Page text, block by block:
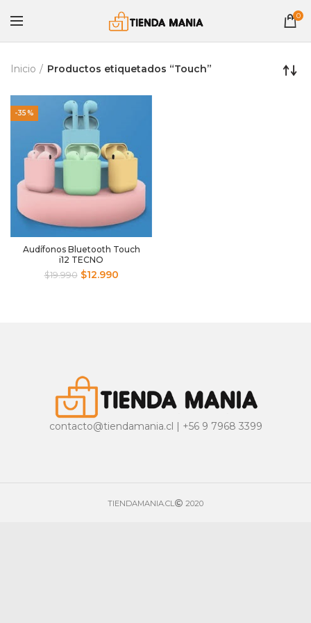
0
Inicio Productos etiquetados “Touch”
-35%
Audífonos Bluetooth Touch
i12 TECNO
$19.990 $12.990
contacto@tiendamania.cl | +56 9 7968 3399
TIENDAMANIA.CL 2020